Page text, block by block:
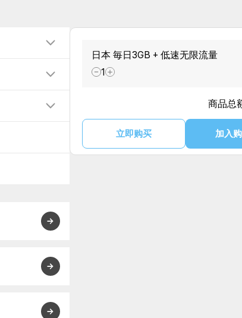
日本 毎日3GB + 低速无限流量
1
商品总
立即购买 加入